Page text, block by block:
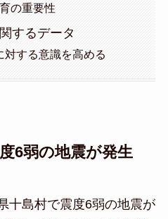
の重要性
するデータ
対する意識を高める
6弱の地震が発生
十島村で震度6弱の地震が